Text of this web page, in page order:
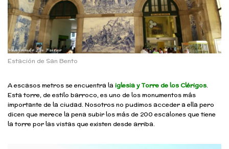
Estación de San Bento
A escasos metros se encuentra la iglesia y Torre de los Clérigos.
Esta torre, de estilo barroco, es uno de los monumentos más
importante de la ciudad. Nosotros no pudimos acceder a ella pero
dicen que merece la pena subir los más de 200 escalones que tiene
la torre por las vistas que existen desde arriba.